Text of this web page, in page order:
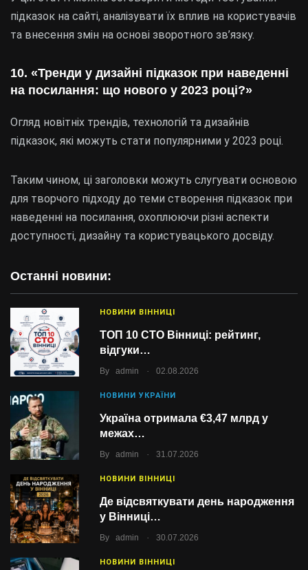
Останні новини:
НОВИНИ ВІННИЦІ
ТОП 10 СТО Вінниці: рейтинг,
відгуки…
By admin . 02.08.2026
НОВИНИ УКРАЇНИ
Україна отримала €3,47 млрд у
межах…
By admin . 31.07.2026
НОВИНИ ВІННИЦІ
Де відсвяткувати день народження
у Вінниці…
By admin . 30.07.2026
НОВИНИ ВІННИЦІ
підказок на сайті, аналізувати їх вплив на користувачів
та внесення змін на основі зворотного зв’язку.
10. «Тренди у дизайні підказок при наведенні
на посилання: що нового у 2023 році?»
Огляд новітніх трендів, технологій та дизайнів
підказок, які можуть стати популярними у 2023 році.
Таким чином, ці заголовки можуть слугувати основою
для творчого підходу до теми створення підказок при
наведенні на посилання, охоплюючи різні аспекти
доступності, дизайну та користувацького досвіду.